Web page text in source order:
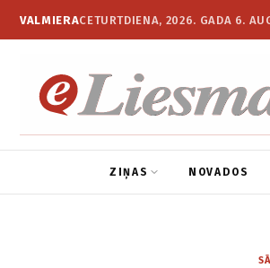
VALMIERACETURTDIENA, 2026. GADA 6.
ZIŅAS NOVADOS